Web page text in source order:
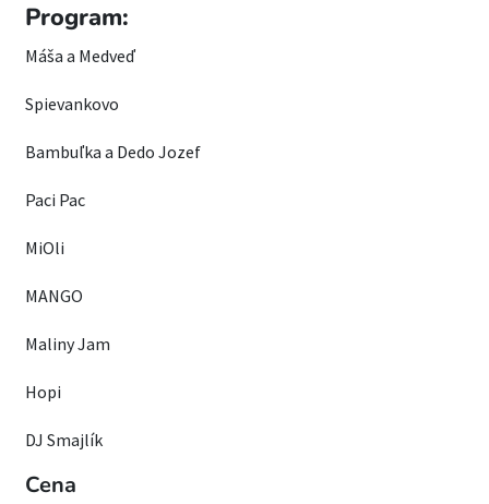
Program:
Máša a Medveď
Spievankovo
Bambuľka a Dedo Jozef
Paci Pac
MiOli
MANGO
Maliny Jam
Hopi
DJ Smajlík
Cena